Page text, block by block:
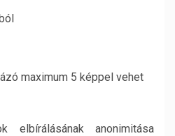
maximum 5 képpel vehet
elbírálásának anonimitása